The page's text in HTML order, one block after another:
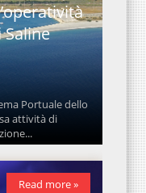
Portuale dello
attività di
Read more »